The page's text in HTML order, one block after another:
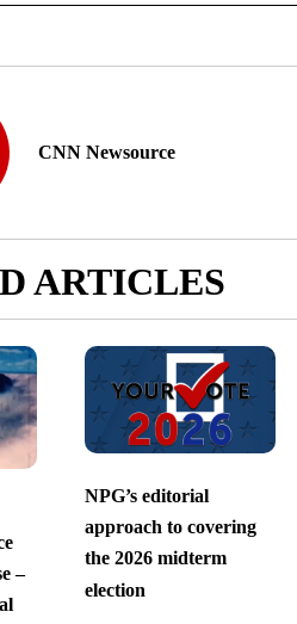
CNN Newsource
ARTICLES
–
NPG’s editorial
approach to covering
the 2026 midterm
election